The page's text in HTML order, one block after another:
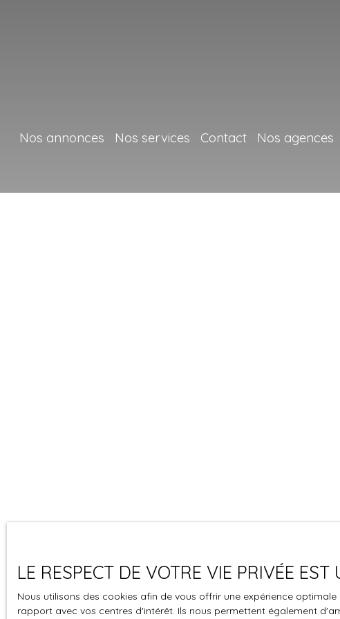
Nos annonces Nos services Contact Nos agences
LE RESPECT DE VOTRE VIE PRIVÉE
Nous utilisons des cookies afin de vous offrir une expérience
rapport avec vos centres d'intérêt. Ils nous permettent également